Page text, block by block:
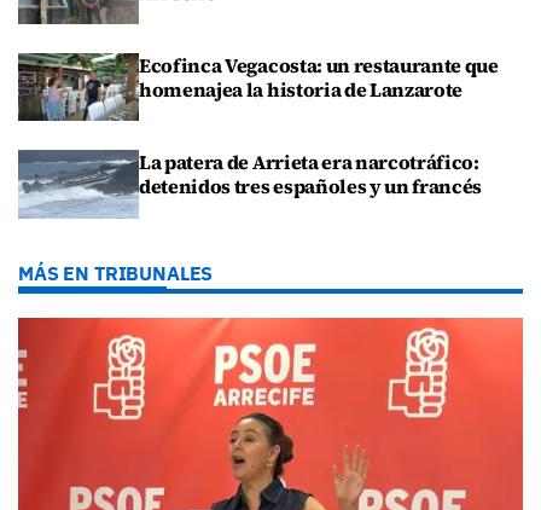
Ecofinca Vegacosta: un restaurante que
homenajea la historia de Lanzarote
La patera de Arrieta era narcotráfico:
detenidos tres españoles y un francés
MÁS EN TRIBUNALES